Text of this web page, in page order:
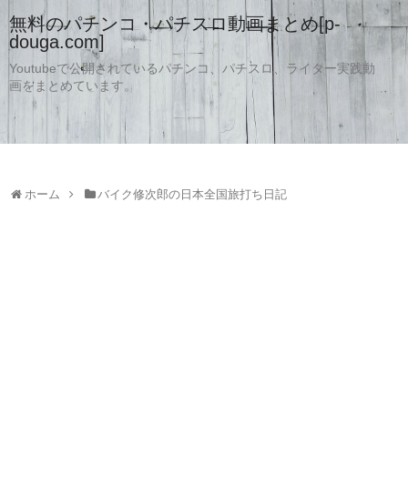
無料のパチンコ・パチスロ動画まとめ[p-
douga.com]
Youtubeで公開されているパチンコ、パチスロ、ライター実践動
画をまとめています。
ホーム バイク修次郎の日本全国旅打ち日記